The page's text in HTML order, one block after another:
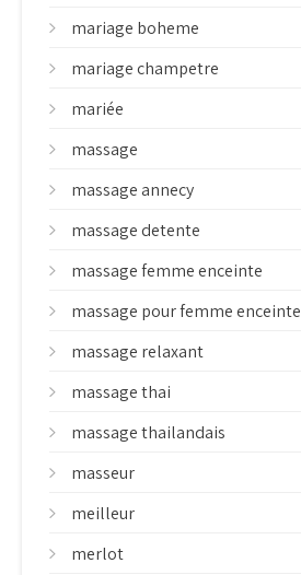
mariage boheme
mariage champetre
mariée
massage
massage annecy
massage detente
massage femme enceinte
massage pour femme enceinte
massage relaxant
massage thai
massage thailandais
masseur
meilleur
merlot